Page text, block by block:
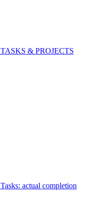
TASKS & PROJECTS
Tasks: actual completion